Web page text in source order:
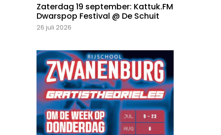
Zaterdag 19 september: Kattuk.FM
Dwarspop Festival @ De Schuit
26 juli 2026